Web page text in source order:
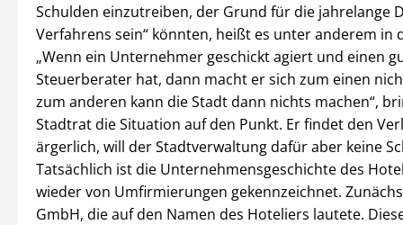
Schulden einzutreiben, der Grund für die jahrelange
Verfahrens sein“ könnten, heißt es unter anderem in
„Wenn ein Unternehmer geschickt agiert und einen
Steuerberater hat, dann macht er sich zum einen
zum anderen kann die Stadt dann nichts machen“,
Stadtrat die Situation auf den Punkt. Er findet den
ärgerlich, will der Stadtverwaltung dafür aber keine
Tatsächlich ist die Unternehmensgeschichte des
wieder von Umfirmierungen gekennzeichnet.
GmbH, die auf den Namen des Hoteliers lautete.